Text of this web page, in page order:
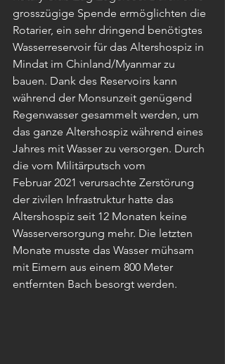
grosszügige Spende ermöglichten die
Rotarier, ein sehr dringend benötigtes
Wasserreservoir für das Altershospiz in
Mindat im Chinland/Myanmar zu
bauen. Dank des Reservoirs kann
während der Monsunzeit genügend
Regenwasser gesammelt werden, um
das ganze Altershospiz während eines
Jahres mit Wasser zu versorgen. Durch
die vom Militärputsch vom
Februar 2021 verursachte Zerstörung
der zivilen Infrastruktur hatte das
Altershospiz seit 12 Monaten keine
Wasserversorgung mehr. Die letzten
Monate musste das Wasser mühsam
mit Eimern aus einem 800 Meter
entfernten Bach besorgt werden.